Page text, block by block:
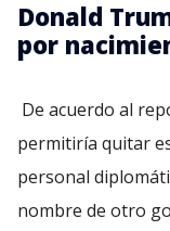
Donald
por
De acuerdo al
permitiría quitar
personal
nombre de otro